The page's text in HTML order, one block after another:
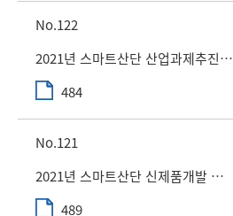
122
2021년 스마트산단 산업과제추진형 전문연구인재 양성사업(공고문)-6차
484
121
2021년 스마트산단 신제품개발 전문가 과정 (공고문) 6차
489